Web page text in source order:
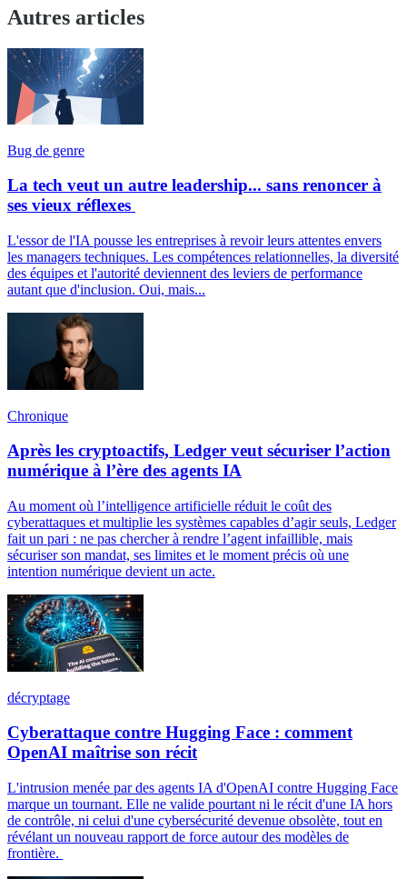
Autres articles
Bug de genre
La tech veut un autre leadership... sans renoncer à
ses vieux réflexes
L'essor de l'IA pousse les entreprises à revoir leurs attentes envers
les managers techniques. Les compétences relationnelles, la diversité
des équipes et l'autorité deviennent des leviers de performance
autant que d'inclusion. Oui, mais...
Chronique
Après les cryptoactifs, Ledger veut sécuriser l’action
numérique à l’ère des agents IA
Au moment où l’intelligence artificielle réduit le coût des
cyberattaques et multiplie les systèmes capables d’agir seuls, Ledger
fait un pari : ne pas chercher à rendre l’agent infaillible, mais
sécuriser son mandat, ses limites et le moment précis où une
intention numérique devient un acte.
décryptage
Cyberattaque contre Hugging Face : comment
OpenAI maîtrise son récit
L'intrusion menée par des agents IA d'OpenAI contre Hugging Face
marque un tournant. Elle ne valide pourtant ni le récit d'une IA hors
de contrôle, ni celui d'une cybersécurité devenue obsolète, tout en
révélant un nouveau rapport de force autour des modèles de
frontière.